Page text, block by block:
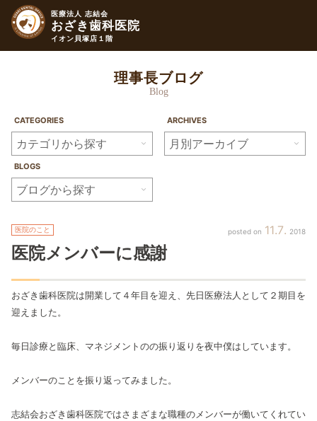
医療法人 志結会
おざき歯科医院
イオン貝塚店１階
理事長ブログ
Blog
CATEGORIES ARCHIVES
BLOGS
11 7 2018
医院のこと
医院メンバーに感謝
おざき歯科医院は開業して４年目を迎え、先日医療法人として２期目を
迎えました。
毎日診療と臨床、マネジメントのの振り返りを夜中僕はしています。
メンバーのことを振り返ってみました。
志結会おざき歯科医院ではさまざまな職種のメンバーが働いてくれてい